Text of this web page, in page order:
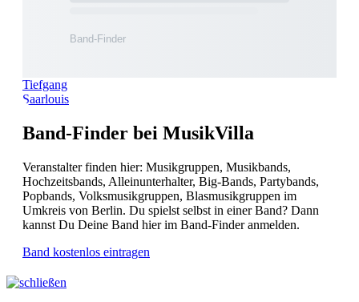
Tiefgang
Saarlouis
Band-Finder bei MusikVilla
Veranstalter finden hier: Musikgruppen, Musikbands,
Hochzeitsbands, Alleinunterhalter, Big-Bands, Partybands,
Popbands, Volksmusikgruppen, Blasmusikgruppen im
Umkreis von Berlin. Du spielst selbst in einer Band? Dann
kannst Du Deine Band hier im Band-Finder anmelden.
Band kostenlos eintragen